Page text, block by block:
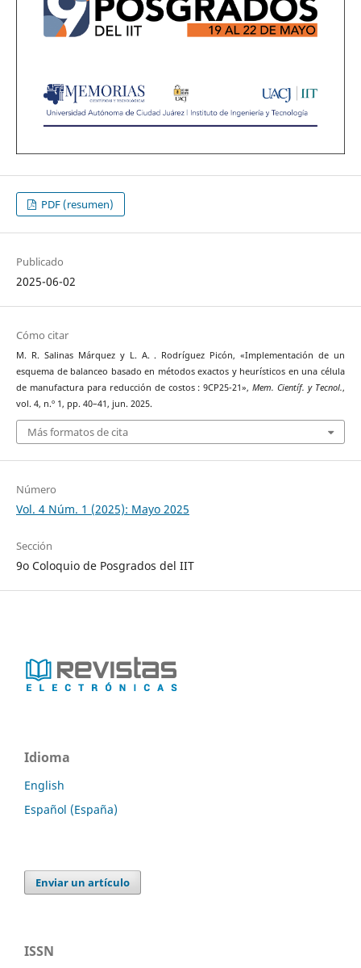
PDF (resumen)
Publicado
2025-06-02
Cómo citar
M. R. Salinas Márquez y L. A. . Rodríguez Picón, «Implementación de un
esquema de balanceo basado en métodos exactos y heurísticos en una célula
de manufactura para reducción de costos : 9CP25-21»,Mem. Científ. y Tecnol.,
vol. 4, n.º 1, pp. 40–41, jun. 2025.
Más formatos de cita
Número
Vol. 4 Núm. 1 (2025): Mayo 2025
Sección
9o Coloquio de Posgrados del IIT
Idioma
English
Español (España)
Enviar un artículo
ISSN